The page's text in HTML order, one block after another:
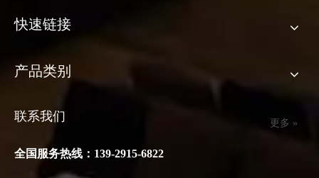
快速链接
产品类别
联系我们 更多 »
全国服务热线：139-2915-6822